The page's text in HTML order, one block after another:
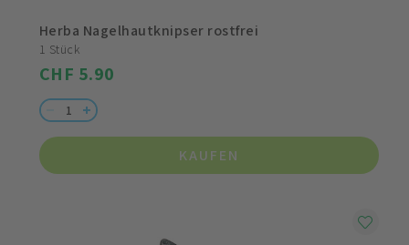
Herba Nagelhautknipser rostfrei
1 Stück
CHF 5.90
KAUFEN